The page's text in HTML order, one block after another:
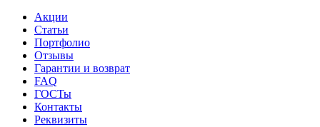
Акции
Статьи
Портфолио
Отзывы
Гарантии и возврат
FAQ
ГОСТы
Контакты
Реквизиты